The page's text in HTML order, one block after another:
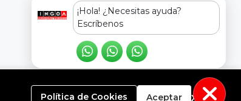
¡Hola! ¿Necesitas ayuda?
Escríbenos
Política de Cookies Aceptar x